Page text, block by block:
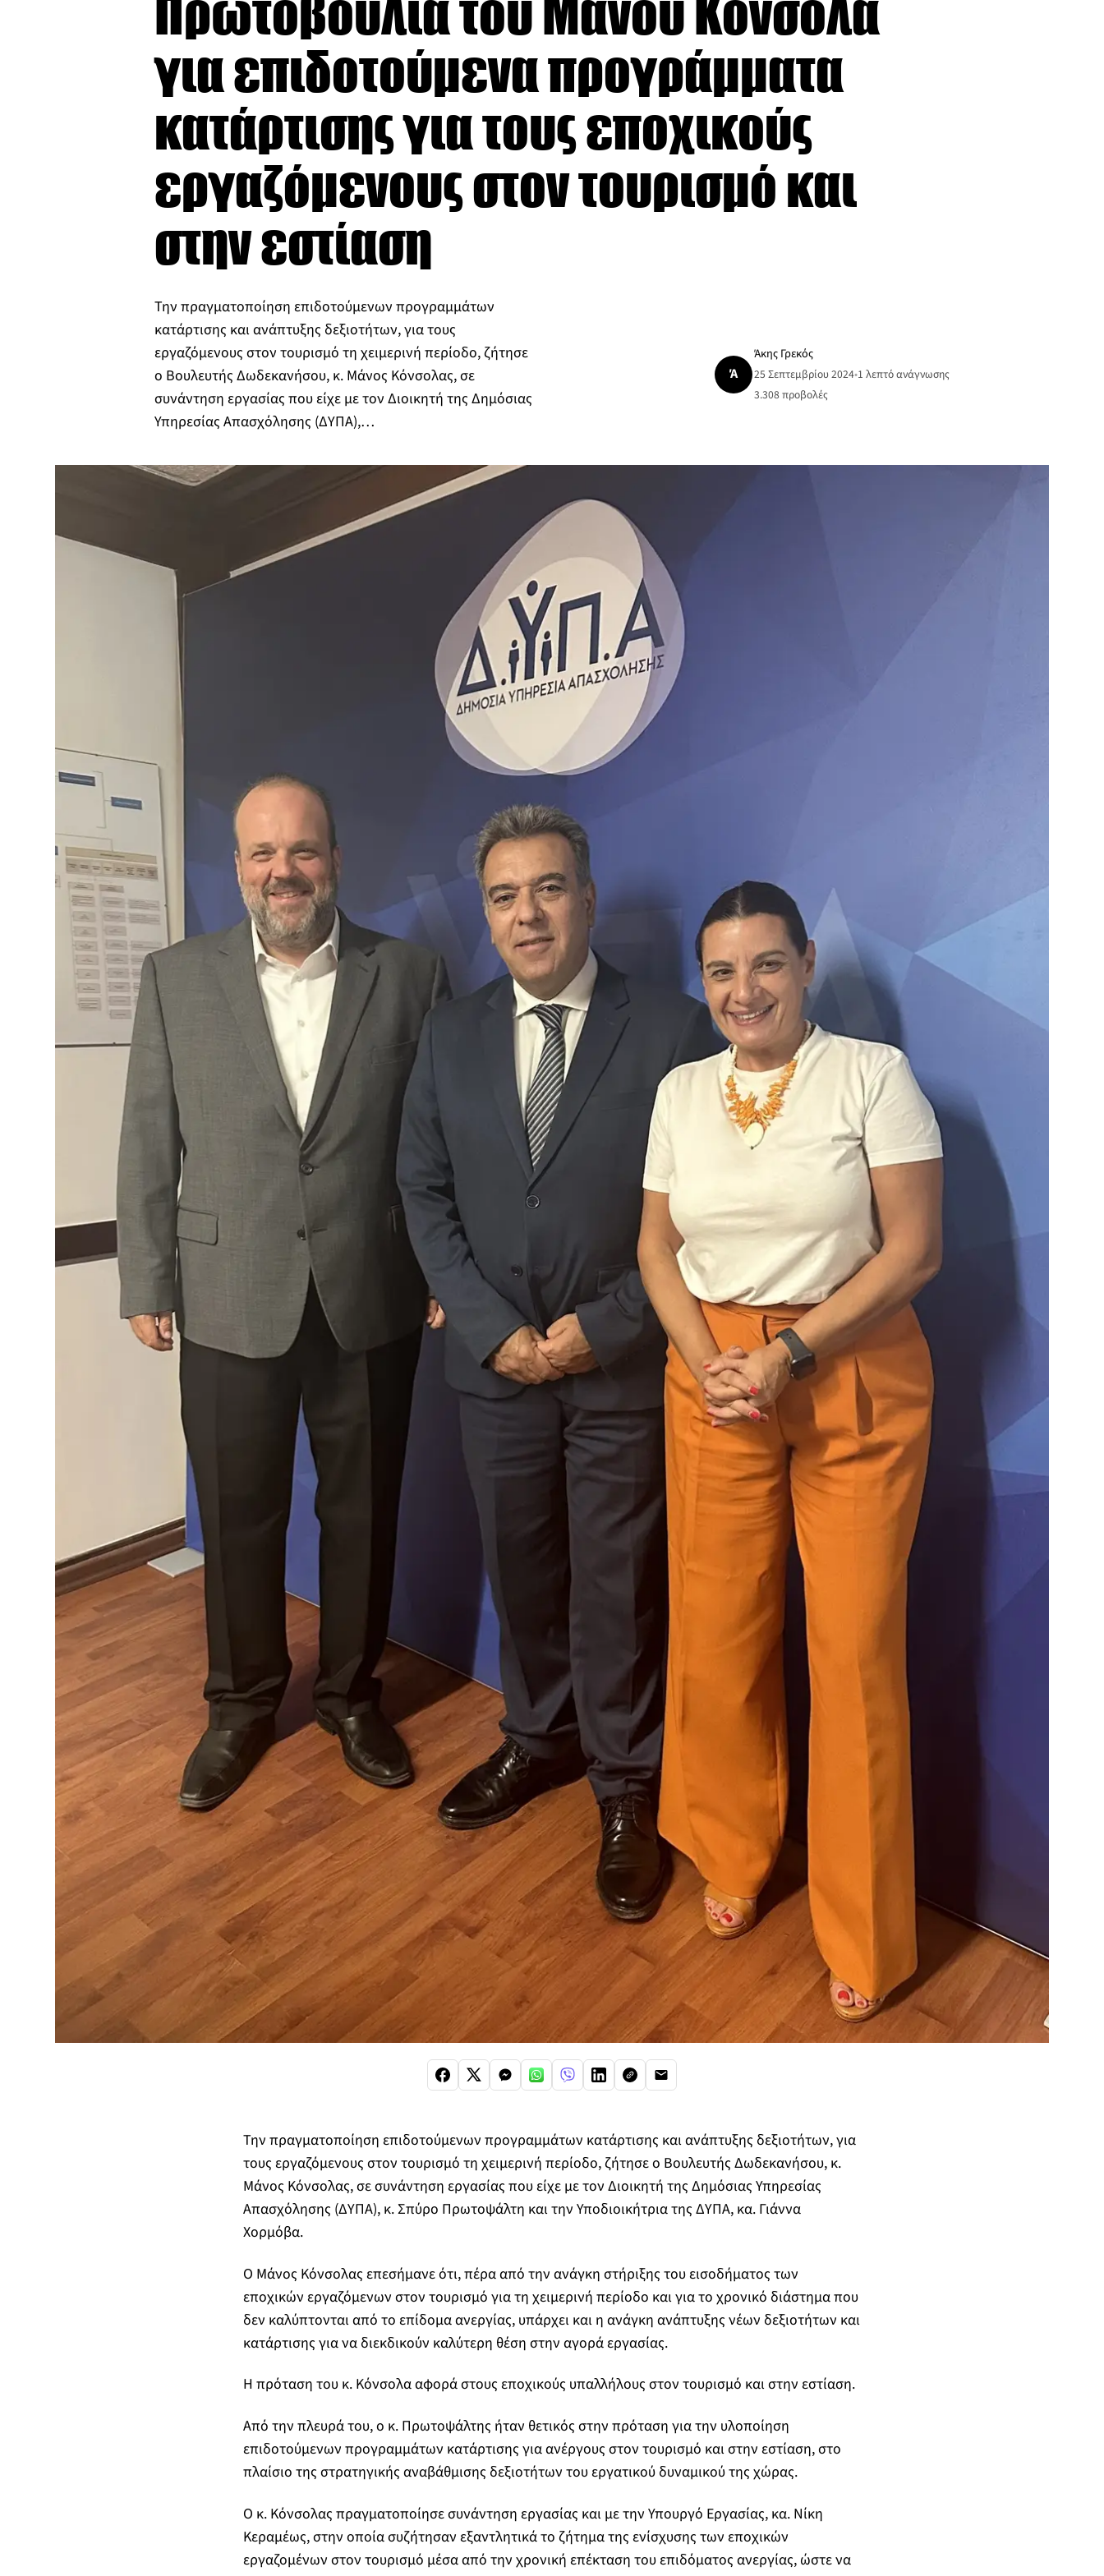
για επιδοτούμενα προγράμματα
κατάρτισης για τους εποχικούς
εργαζόμενους στον τουρισμό και
στην εστίαση
Την πραγματοποίηση επιδοτούμενων προγραμμάτων
κατάρτισης και ανάπτυξης δεξιοτήτων, για τους
εργαζόμενους στον τουρισμό τη χειμερινή περίοδο, ζήτησε
ο Βουλευτής Δωδεκανήσου, κ. Μάνος Κόνσολας, σε
συνάντηση εργασίας που είχε με τον Διοικητή της Δημόσιας
Υπηρεσίας Απασχόλησης (ΔΥΠΑ),…
Ά
Άκης Γρεκός
25 Σεπτεμβρίου 2024•1 λεπτό ανάγνωσης
3.308 προβολές
Την πραγματοποίηση επιδοτούμενων προγραμμάτων κατάρτισης και ανάπτυξης δεξιοτήτων, για
τους εργαζόμενους στον τουρισμό τη χειμερινή περίοδο, ζήτησε ο Βουλευτής Δωδεκανήσου, κ.
Μάνος Κόνσολας, σε συνάντηση εργασίας που είχε με τον Διοικητή της Δημόσιας Υπηρεσίας
Απασχόλησης (ΔΥΠΑ), κ. Σπύρο Πρωτοψάλτη και την Υποδιοικήτρια της ΔΥΠΑ, κα. Γιάννα
Χορμόβα.
Ο Μάνος Κόνσολας επεσήμανε ότι, πέρα από την ανάγκη στήριξης του εισοδήματος των
εποχικών εργαζόμενων στον τουρισμό για τη χειμερινή περίοδο και για το χρονικό διάστημα που
δεν καλύπτονται από το επίδομα ανεργίας, υπάρχει και η ανάγκη ανάπτυξης νέων δεξιοτήτων και
κατάρτισης για να διεκδικούν καλύτερη θέση στην αγορά εργασίας.
Η πρόταση του κ. Κόνσολα αφορά στους εποχικούς υπαλλήλους στον τουρισμό και στην εστίαση.
Από την πλευρά του, ο κ. Πρωτοψάλτης ήταν θετικός στην πρόταση για την υλοποίηση
επιδοτούμενων προγραμμάτων κατάρτισης για ανέργους στον τουρισμό και στην εστίαση, στο
πλαίσιο της στρατηγικής αναβάθμισης δεξιοτήτων του εργατικού δυναμικού της χώρας.
Ο κ. Κόνσολας πραγματοποίησε συνάντηση εργασίας και με την Υπουργό Εργασίας, κα. Νίκη
Κεραμέως, στην οποία συζήτησαν εξαντλητικά το ζήτημα της ενίσχυσης των εποχικών
εργαζομένων στον τουρισμό μέσα από την χρονική επέκταση του επιδόματος ανεργίας, ώστε να